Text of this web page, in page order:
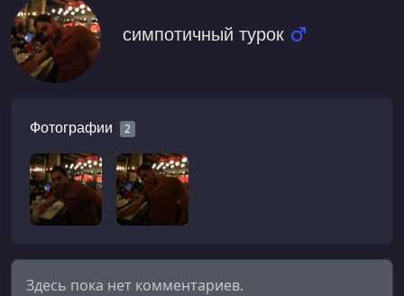
симпотичный турок
Фотографии 2
Здесь пока нет комментариев.